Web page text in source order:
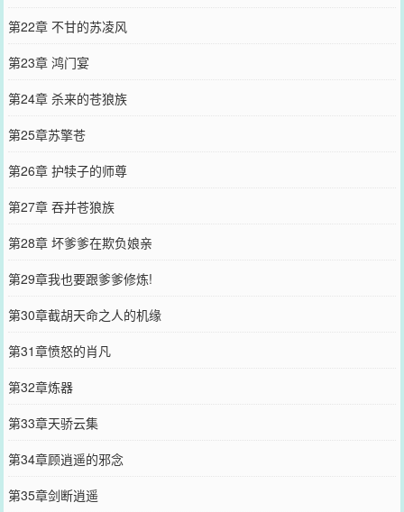
第22章 不甘的苏凌风
第23章 鸿门宴
第24章 杀来的苍狼族
第25章苏擎苍
第26章 护犊子的师尊
第27章 吞并苍狼族
第28章 坏爹爹在欺负娘亲
第29章我也要跟爹爹修炼!
第30章截胡天命之人的机缘
第31章愤怒的肖凡
第32章炼器
第33章天骄云集
第34章顾逍遥的邪念
第35章剑断逍遥